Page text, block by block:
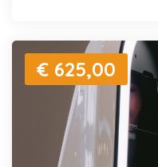
€ 625,00